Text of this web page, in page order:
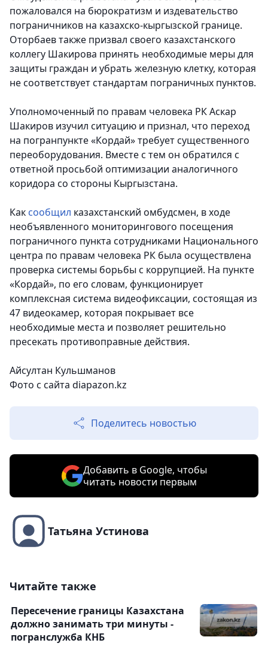
пожаловался на бюрократизм и издевательство
пограничников на казахско-кыргызской границе.
Оторбаев также призвал своего казахстанского
коллегу Шакирова принять необходимые меры для
защиты граждан и убрать железную клетку, которая
не соответствует стандартам пограничных пунктов.
Уполномоченный по правам человека РК Аскар
Шакиров изучил ситуацию и признал, что переход
на погранпункте «Кордай» требует существенного
переоборудования. Вместе с тем он обратился с
ответной просьбой оптимизации аналогичного
коридора со стороны Кыргызстана.
Как сообщил казахстанский омбудсмен, в ходе
необъявленного мониторингового посещения
пограничного пункта сотрудниками Национального
центра по правам человека РК была осуществлена
проверка системы борьбы с коррупцией. На пункте
«Кордай», по его словам, функционирует
комплексная система видеофиксации, состоящая из
47 видеокамер, которая покрывает все
необходимые места и позволяет решительно
пресекать противоправные действия.
Айсултан Кульшманов
Фото с сайта diapazon.kz
Поделитесь новостью
Добавить в Google, чтобы
читать новости первым
Татьяна Устинова
Читайте также
Пересечение границы Казахстана
должно занимать три минуты -
погранслужба КНБ